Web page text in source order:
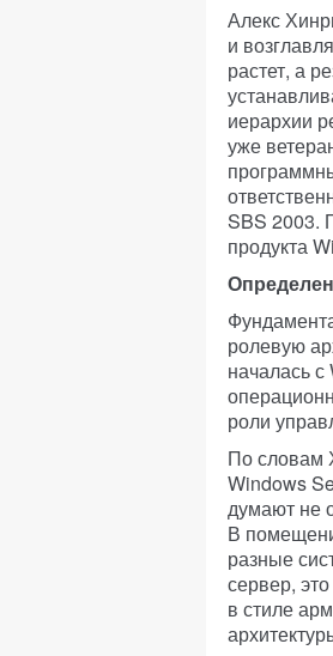
Алекс
и
растет, а
иерархии
уже
SBS 2003.
продукта
ролевую
началась
роли
По словам
Windows
думают не
В
разные
сервер,
в стиле